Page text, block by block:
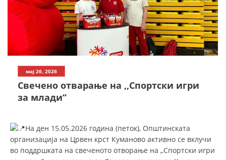
ИСТОРИЈАТ НА ЦКРМ
СТРУКТУРА И ОРГАНИЗАЦИОНА ПОСТАВЕНОСТ – ОПШТИНСКА
мај 26, 2026
Свечено отварање на ,,Спортски игри
за млади“
На ден 15.05.2026 година (петок), Општинската
организација на Црвен крст Куманово активно се вклучи
во поддршката на свеченото отворање на „Спортски игри